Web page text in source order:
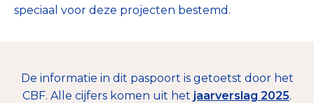
speciaal voor deze projecten bestemd.
De informatie in dit paspoort is getoetst door het
CBF. Alle cijfers komen uit het jaarverslag 2025.